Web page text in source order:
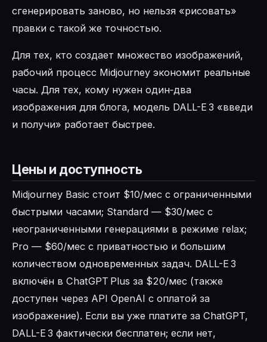
сгенерировать заново, но нельзя «рисовать»
правки с такой же точностью.
Для тех, кто создает множество изображений,
рабочий процесс Midjourney экономит реальные
часы. Для тех, кому нужен один‑два
изображения для блога, модель DALL-E 3 «введи
и получи» работает быстрее.
Цены и доступность
Midjourney Basic стоит $10/мес с ограниченными
быстрыми часами; Standard — $30/мес с
неограниченными генерациями в режиме relax;
Pro — $60/мес с приватностью и большим
количеством одновременных задач. DALL-E 3
включён в ChatGPT Plus за $20/мес (также
доступен через API OpenAI с оплатой за
изображение). Если вы уже платите за ChatGPT,
DALL-E 3 фактически бесплатен; если нет,